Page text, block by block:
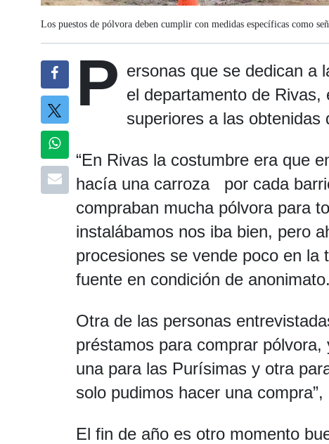
Los puestos de pólvora deben cumplir con medidas específicas como
P ersonas que se dedican a
el departamento de Rivas,
superiores a las obtenidas
“En Rivas la costumbre era que
hacía una carroza por cada
compraban mucha pólvora para
instalábamos nos iba bien, pero
procesiones se vende poco en la
fuente en condición de anonimato.
Otra de las personas
préstamos para comprar
una para las Purísimas y otra
solo pudimos hacer una compra”,
El fin de año es otro momento